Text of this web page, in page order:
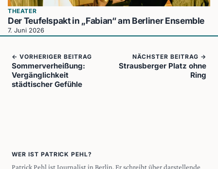
THEATER
Der Teufelspakt in „Fabian“ am Berliner Ensemble
7. Juni 2026
← VORHERIGER BEITRAG
Sommerverheißung:
Vergänglichkeit
städtischer Gefühle
NÄCHSTER BEITRAG →
Strausberger Platz ohne
Ring
WER IST PATRICK PEHL?
Patrick Pehl ist Journalist in Berlin. Er schreibt über darstellende